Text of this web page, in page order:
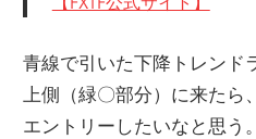
青線で引いた下降トレンド
上側（緑〇部分）に来た
エントリーしたいなと思う。